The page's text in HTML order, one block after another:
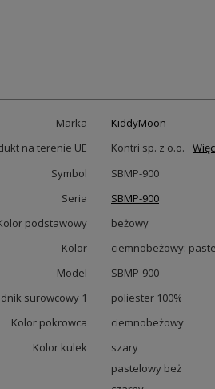
Marka
KiddyMoon
na terenie UE
Kontri sp. z o.o.
Symbol
SBMP-900
Seria
SBMP-900
podstawowy
beżowy
Kolor
ciemnobeżowy:
Model
SBMP-900
surowcowy 1
poliester 100%
Kolor pokrowca
ciemnobeżowy
Kolor kulek
szary
pastelowy beż